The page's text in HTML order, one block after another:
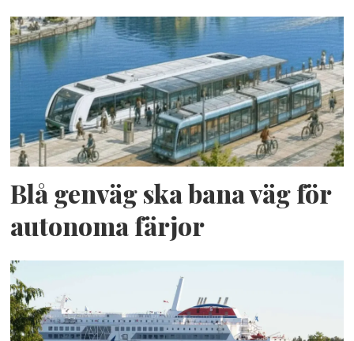
Blå genväg ska bana väg för
autonoma färjor